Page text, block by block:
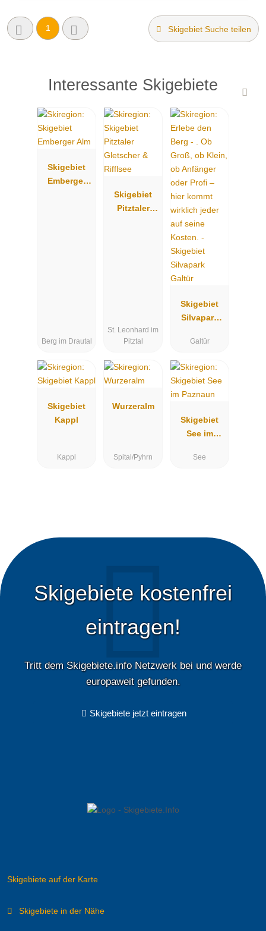
1 Skigebiet Suche teilen
Interessante Skigebiete
Skigebiet
Emberger
Berg im Drautal
Skigebiet
Pitztaler
St. Leonhard im
Pitztal
Skigebiet
Silvapark
Galtür
Skigebiet
Kappl
Kappl
Wurzeralm
Spital/Pyhrn
Skigebiet
See im
See
Skigebiete kostenfrei
eintragen!
Tritt dem Skigebiete.info Netzwerk bei und werde
europaweit gefunden.
Skigebiete jetzt eintragen
Skigebiete auf der Karte
Skigebiete in der Nähe